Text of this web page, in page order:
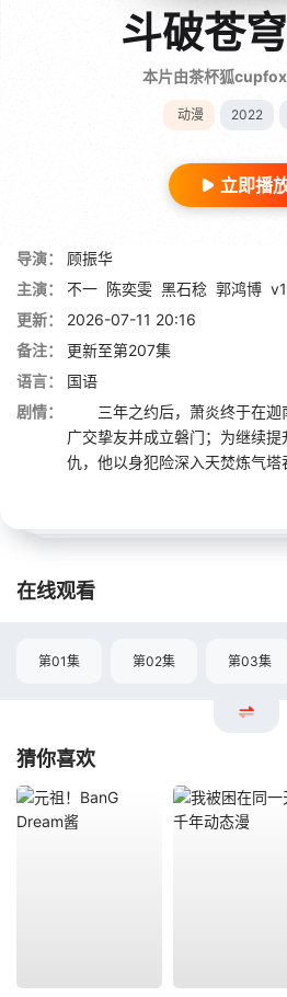
斗破苍
本片由茶杯狐
动漫 2022
立即播
导演：
顾振华
主演：
不一 陈奕雯 黑石稔 郭鸿博
更新：
2026-07-11 20:16
备注：
更新至第207集
语言：
国语
剧情：
三年之约后，萧炎终于在迦
广交挚友并成立磐门；为继续
仇，他以身犯险深入天焚炼气
在线观看
第01集 第02集 第03集
猜你喜欢